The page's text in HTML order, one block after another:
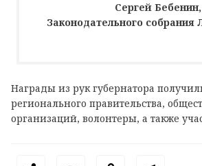
Сергей
Законодательного собрания
Награды из рук губернатора
регионального правительства,
организаций, волонтеры, а также